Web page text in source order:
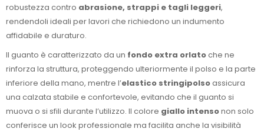
robustezza contro abrasione, strappi e tagli leggeri,
rendendoli ideali per lavori che richiedono un indumento
affidabile e duraturo.
Il guanto è caratterizzato da un fondo extra orlatoche ne
rinforza la struttura, proteggendo ulteriormente il polso e la parte
inferiore della mano, mentre l’elastico stringipolsoassicura
una calzata stabile e confortevole, evitando che il guanto si
muova o si sfili durante l’utilizzo. Il colore giallo intensonon solo
conferisce un look professionale ma facilita anche la visibilità